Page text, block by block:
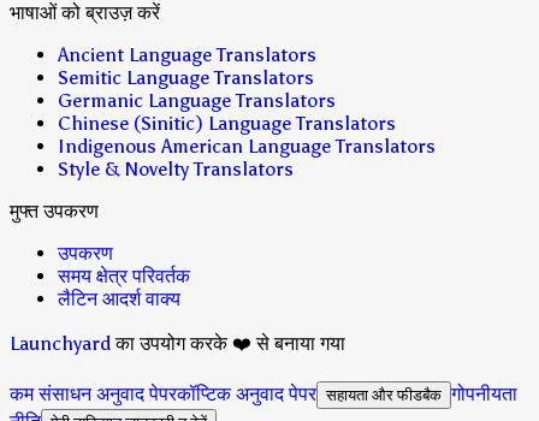
भाषाओं को ब्राउज़ करें
Ancient Language Translators
Semitic Language Translators
Germanic Language Translators
Chinese (Sinitic) Language Translators
Indigenous American Language Translators
Style & Novelty Translators
मुफ्त उपकरण
उपकरण
समय क्षेत्र परिवर्तक
लैटिन आदर्श वाक्य
Launchyardका उपयोग करके ❤️ से बनाया गया
कम संसाधन अनुवाद पेपरकॉप्टिक अनुवाद पेपर सहायता और फीडबैक गोपनीयता